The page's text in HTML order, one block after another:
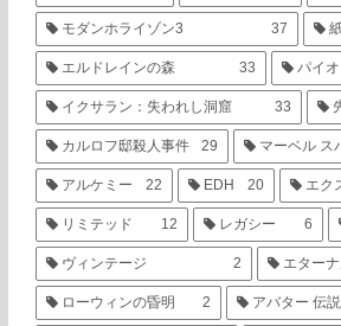
モダンホライゾン3 37
エルドレインの森 33 パイオ
イクサラン：失われし洞窟 33
カルロフ邸殺人事件 29 マーベル ス
アルケミー 22 EDH 20 エク
リミテッド 12 レガシー 6
ヴィンテージ 2 エター
ローウィンの昏明 2 アバター 伝